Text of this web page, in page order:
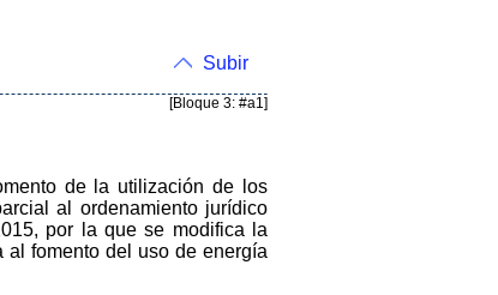
Subir
[Bloque 3: #a1]
de la utilización de los
al ordenamiento jurídico
por la que se modifica la
al fomento del uso de energía